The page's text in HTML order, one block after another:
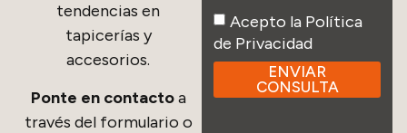
Acepto la Política
de Privacidad
ENVIAR
CONSULTA
tendencias en
tapicerías y
accesorios.
Ponte en contactoa
través del formulario o